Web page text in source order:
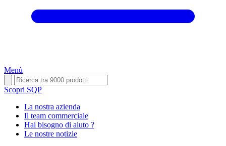
Menù
Scopri SQP
La nostra azienda
Il team commerciale
Hai bisogno di aiuto ?
Le nostre notizie